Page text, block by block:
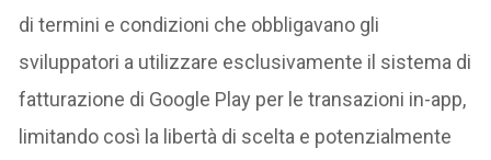
di termini e condizioni che obbligavano gli
sviluppatori a utilizzare esclusivamente il sistema di
fatturazione di Google Play per le transazioni in-app,
limitando così la libertà di scelta e potenzialmente